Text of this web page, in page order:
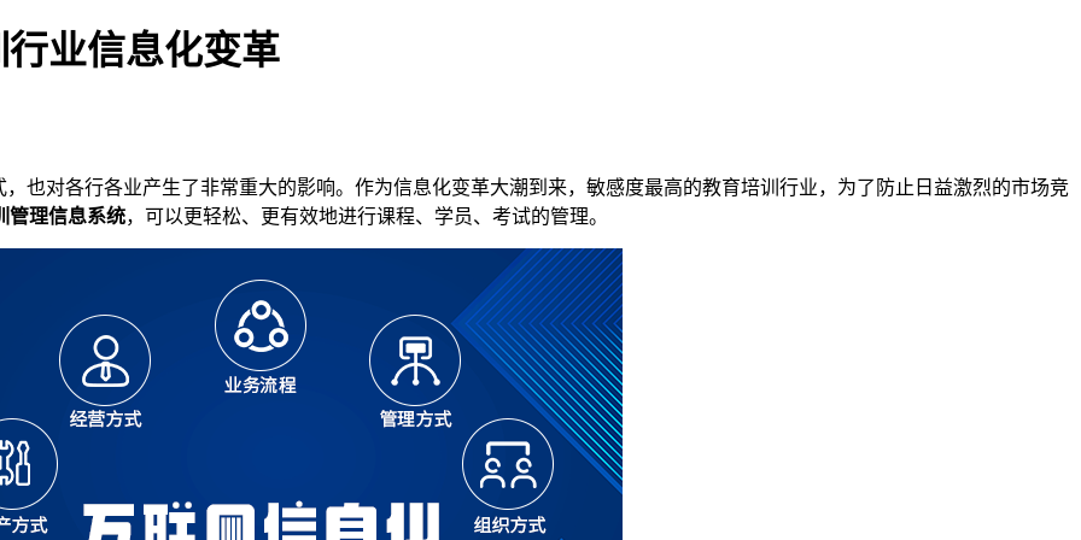
业信息化变革
也对各行各业产生了非常重大的影响。作为信息化变革大潮到来，敏感度最高的教育培训行业，为了防止日益激烈的市场竞
管理信息系统，可以更轻松、更有效地进行课程、学员、 考试的管理。